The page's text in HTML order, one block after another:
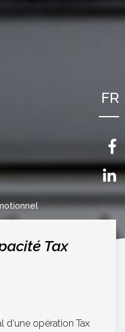
FR
EN
Tax
d'une opération Tax